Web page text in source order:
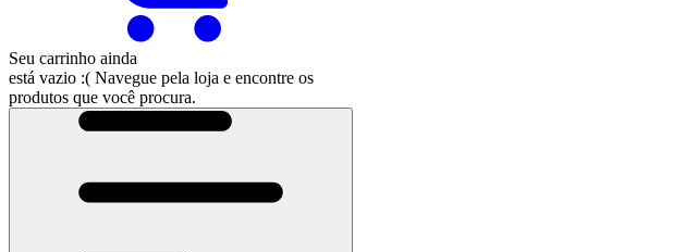
Seu carrinho ainda
está vazio :( Navegue pela loja e encontre os
produtos que você procura.